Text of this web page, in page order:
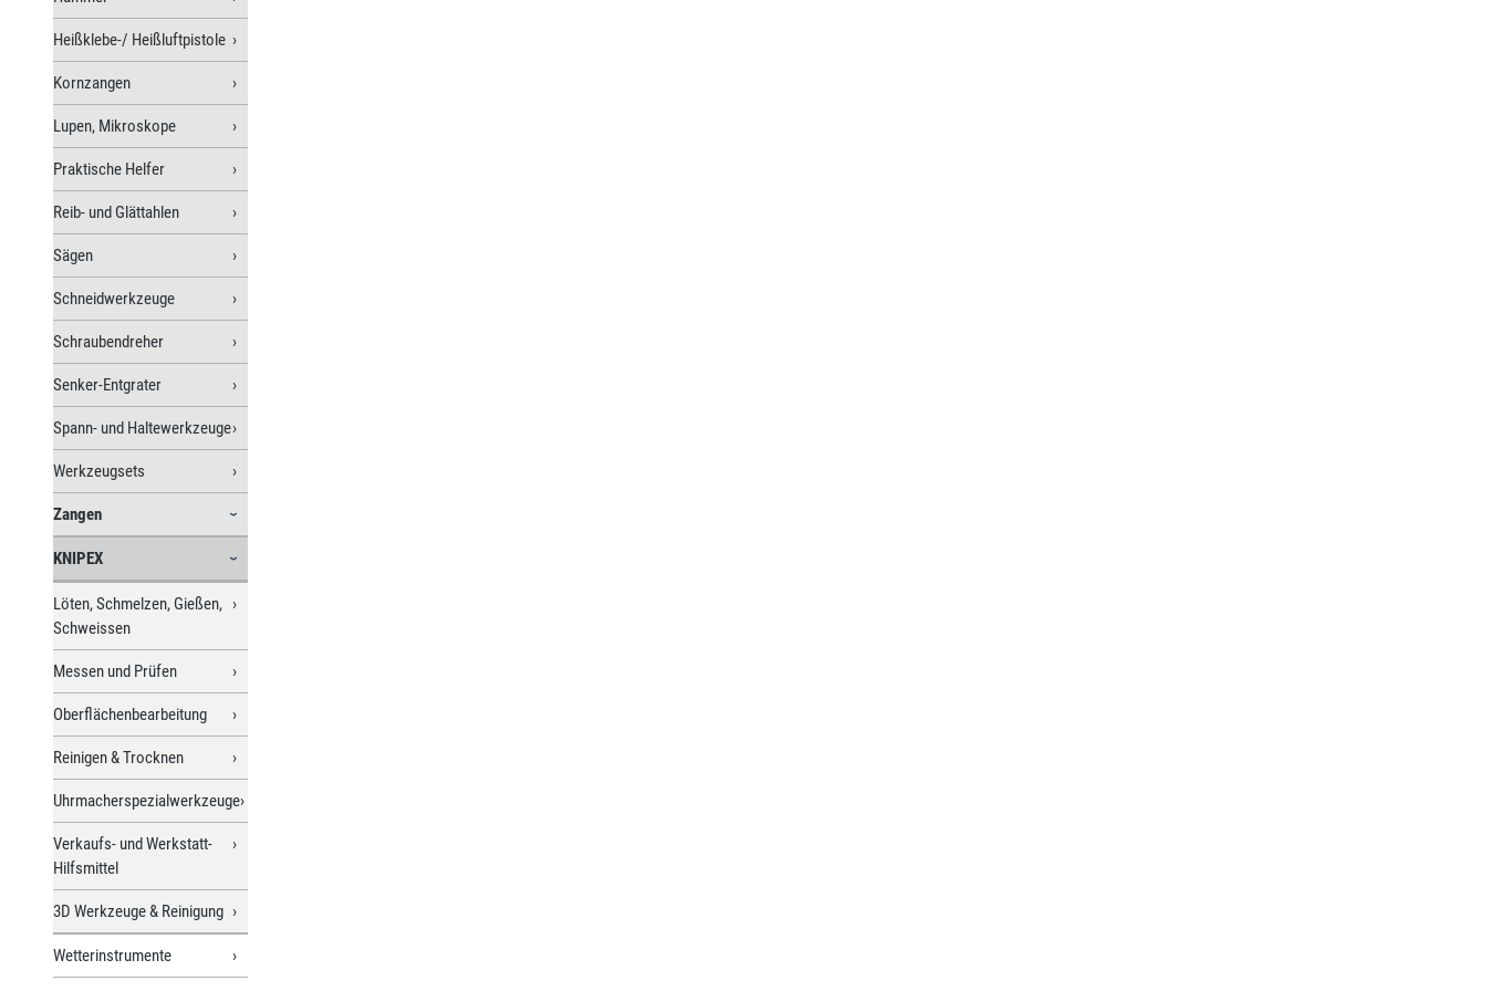
Heißklebe-/ Heißluftpistole
Kornzangen
Lupen, Mikroskope
Praktische Helfer
Reib- und Glättahlen
Sägen
Schneidwerkzeuge
Schraubendreher
Senker-Entgrater
Spann- und Haltewerkzeuge
Werkzeugsets
Zangen
KNIPEX
Löten, Schmelzen, Gießen,
Schweissen
Messen und Prüfen
Oberflächenbearbeitung
Reinigen & Trocknen
Uhrmacherspezialwerkzeuge
Verkaufs- und Werkstatt-
Hilfsmittel
3D Werkzeuge & Reinigung
Wetterinstrumente